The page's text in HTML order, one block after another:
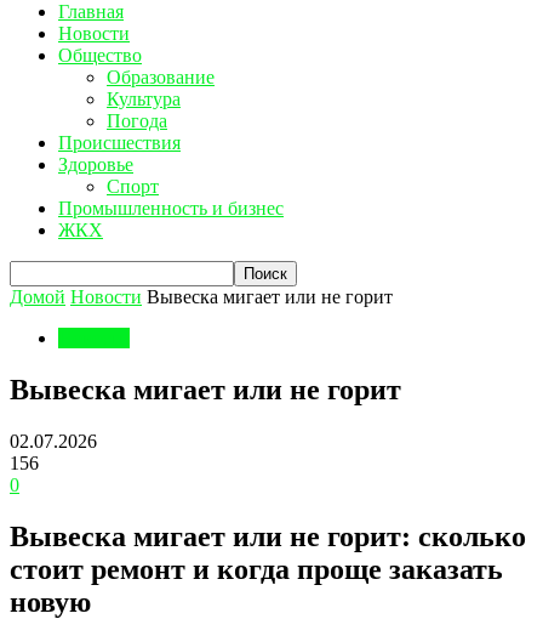
Главная
Новости
Общество
Образование
Культура
Погода
Происшествия
Здоровье
Спорт
Промышленность и бизнес
ЖКХ
Домой Новости Вывеска мигает или не горит
Вывеска мигает или не горит
02.07.2026
156
0
Вывеска мигает или не горит: сколько
стоит ремонт и когда проще заказать
новую